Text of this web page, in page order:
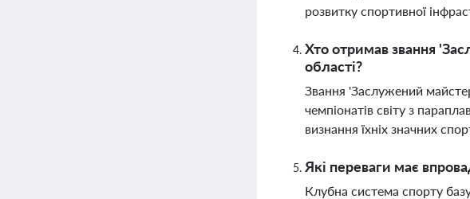
розвитку спортивної
Хто отримав звання
області?
Звання 'Заслужений
чемпіонатів світу з
визнання їхніх значних
Які переваги має
Клубна система спорту